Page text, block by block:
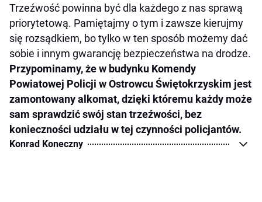
Trzeźwość powinna być dla każdego z nas sprawą
priorytetową. Pamiętajmy o tym i zawsze kierujmy
się rozsądkiem, bo tylko w ten sposób możemy dać
sobie i innym gwarancję bezpieczeństwa na drodze.
Przypominamy, że w budynku Komendy
Powiatowej Policji w Ostrowcu Świętokrzyskim jest
zamontowany alkomat, dzięki któremu każdy może
sam sprawdzić swój stan trzeźwości, bez
konieczności udziału w tej czynności policjantów.
Konrad Koneczny